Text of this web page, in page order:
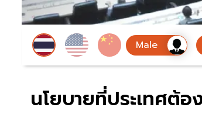
นโยบายที่ประเทศต้อ